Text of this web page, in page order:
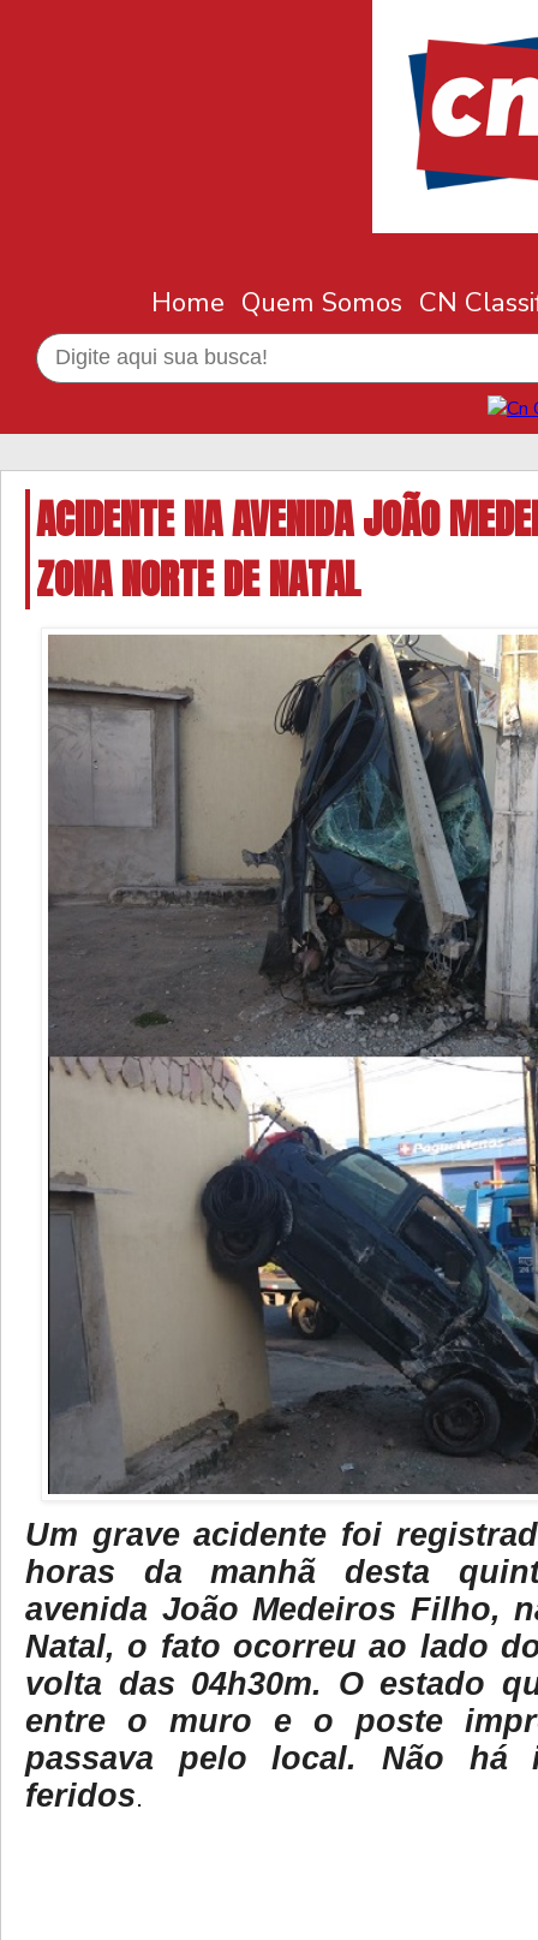
Home Quem Somos CN
ACIDENTE NA AVENIDA JOÃO
ZONA NORTE DE NATAL
Um grave acidente foi
horas da manhã desta
avenida João Medeiros Filho,
Natal, o fato ocorreu ao lado
volta das 04h30m. O estado
entre o muro e o poste
passava pelo local. Não há
feridos.